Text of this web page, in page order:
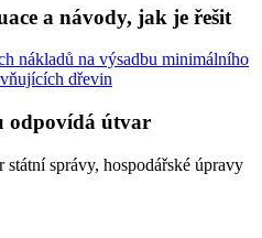
a návody, jak je řešit
nákladů na výsadbu minimálního
dřevin
odpovídá útvar
správy, hospodářské úpravy